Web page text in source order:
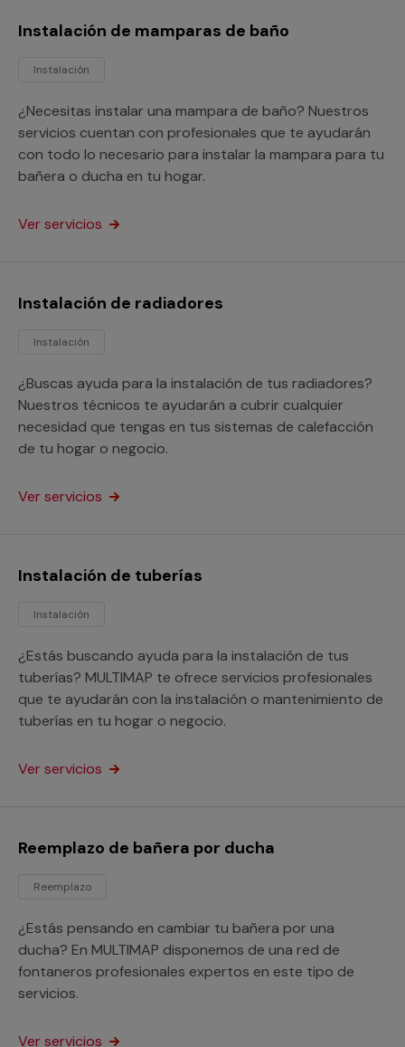
Instalación de mamparas de baño
Instalación
¿Necesitas instalar una mampara de baño? Nuestros
servicios cuentan con profesionales que te ayudarán
con todo lo necesario para instalar la mampara para tu
bañera o ducha en tu hogar.
Ver servicios
Instalación de radiadores
Instalación
¿Buscas ayuda para la instalación de tus radiadores?
Nuestros técnicos te ayudarán a cubrir cualquier
necesidad que tengas en tus sistemas de calefacción
de tu hogar o negocio.
Ver servicios
Instalación de tuberías
Instalación
¿Estás buscando ayuda para la instalación de tus
tuberías? MULTIMAP te ofrece servicios profesionales
que te ayudarán con la instalación o mantenimiento de
tuberías en tu hogar o negocio.
Ver servicios
Reemplazo de bañera por ducha
Reemplazo
¿Estás pensando en cambiar tu bañera por una
ducha? En MULTIMAP disponemos de una red de
fontaneros profesionales expertos en este tipo de
servicios.
Ver servicios